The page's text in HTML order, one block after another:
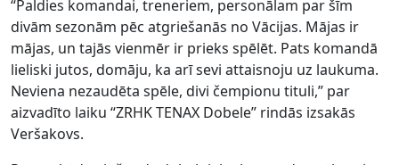
“Paldies komandai, treneriem, personālam par šīm
divām sezonām pēc atgriešanās no Vācijas. Mājas ir
mājas, un tajās vienmēr ir prieks spēlēt. Pats komandā
lieliski jutos, domāju, ka arī sevi attaisnoju uz laukuma.
Neviena nezaudēta spēle, divi čempionu tituli,” par
aizvadīto laiku “ZRHK TENAX Dobele” rindās izsakās
Veršakovs.